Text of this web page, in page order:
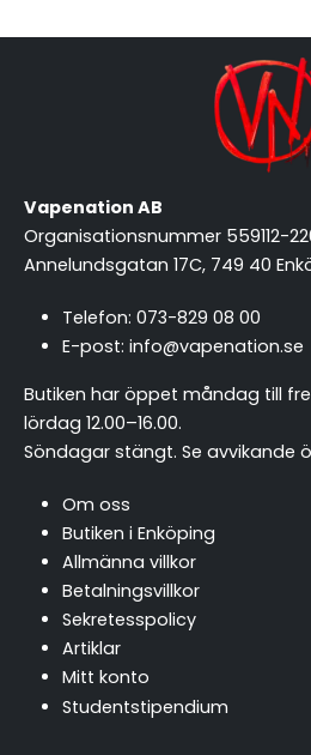
Vapenation AB
Organisationsnummer 559112-
Annelundsgatan 17C, 749 40
Telefon: 073-829 08 00
E-post: info@vapenation.se
Butiken har öppet måndag till
lördag 12.00–16.00.
Söndagar stängt. Se avvikande
Om oss
Butiken i Enköping
Allmänna villkor
Betalningsvillkor
Sekretesspolicy
Artiklar
Mitt konto
Studentstipendium